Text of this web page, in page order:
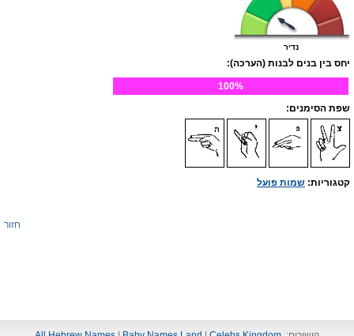
נדיר
יחס בין בנים לבנות (הערכה):
100%
שפת הסימנים:
קטגוריות: שמות פועל
חזור